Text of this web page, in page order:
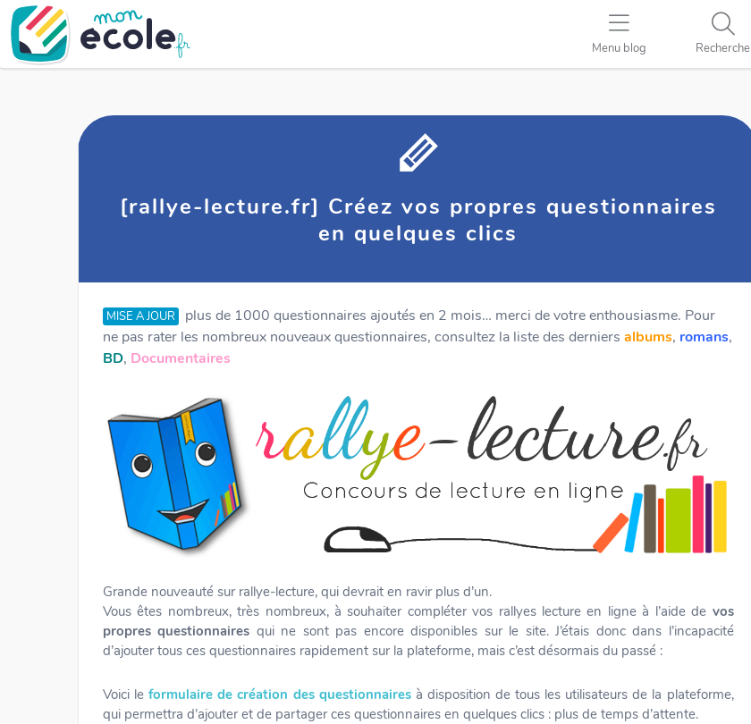
Menu blog Recherche
[rallye-lecture.fr] Créez vos propres questionnaires
en quelques clics
MISE A JOUR
plus de 1000 questionnaires ajoutés en 2 mois… merci de votre enthousiasme. Pour
ne pas rater les nombreux nouveaux questionnaires, consultez la liste des derniers albums, romans,
BD, Documentaires
Grande nouveauté sur rallye-lecture, qui devrait en ravir plus d’un.
Vous êtes nombreux, très nombreux, à souhaiter compléter vos rallyes lecture en ligne à l’aide de vos
propres questionnaires qui ne sont pas encore disponibles sur le site. J’étais donc dans l’incapacité
d’ajouter tous ces questionnaires rapidement sur la plateforme, mais c’est désormais du passé :
Voici leformulaire de création des questionnairesà disposition de tous les utilisateurs de la plateforme,
qui permettra d’ajouter et de partager ces questionnaires en quelques clics : plus de temps d’attente.